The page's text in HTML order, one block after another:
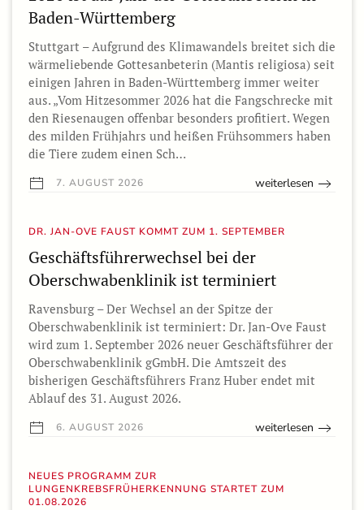
Baden-Württemberg
Stuttgart – Aufgrund des Klimawandels breitet sich die
wärmeliebende Gottesanbeterin (Mantis religiosa) seit
einigen Jahren in Baden-Württemberg immer weiter
aus. „Vom Hitzesommer 2026 hat die Fangschrecke mit
den Riesenaugen offenbar besonders profitiert. Wegen
des milden Frühjahrs und heißen Frühsommers haben
die Tiere zudem einen Sch…
7. AUGUST 2026 weiterlesen
DR. JAN-OVE FAUST KOMMT ZUM 1. SEPTEMBER
Geschäftsführerwechsel bei der
Oberschwabenklinik ist terminiert
Ravensburg – Der Wechsel an der Spitze der
Oberschwabenklinik ist terminiert: Dr. Jan-Ove Faust
wird zum 1. September 2026 neuer Geschäftsführer der
Oberschwabenklinik gGmbH. Die Amtszeit des
bisherigen Geschäftsführers Franz Huber endet mit
Ablauf des 31. August 2026.
6. AUGUST 2026 weiterlesen
NEUES PROGRAMM ZUR
LUNGENKREBSFRÜHERKENNUNG STARTET ZUM
01.08.2026